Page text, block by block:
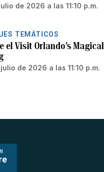
de 2026 a las 11:10 p.m.
TEMÁTICOS
el Visit Orlando’s Magical
de 2026 a las 11:10 p.m.